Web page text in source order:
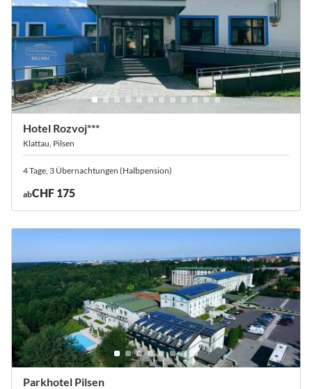
Hotel Rozvoj***
Klattau, Pilsen
4 Tage, 3 Übernachtungen (Halbpension)
abCHF 175
Parkhotel Pilsen